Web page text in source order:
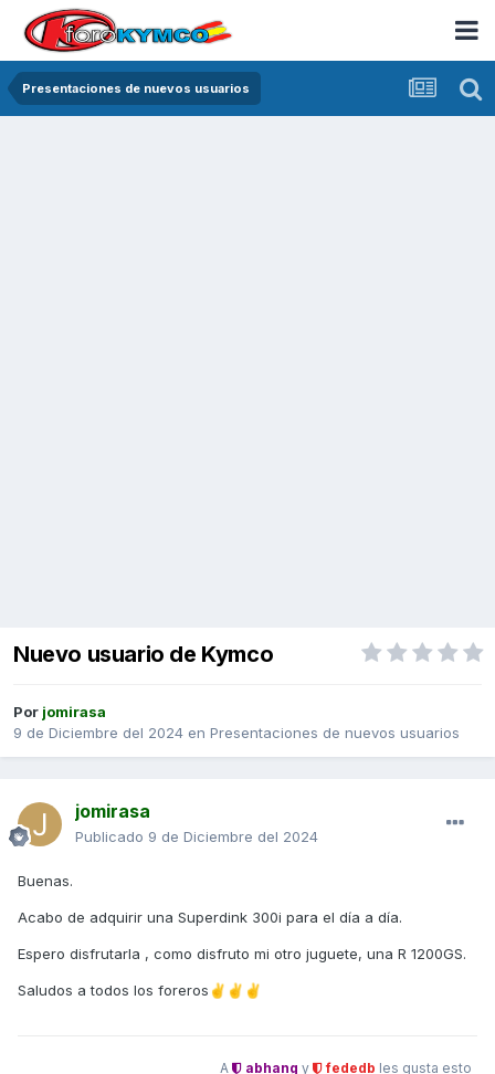
Presentaciones de nuevos usuarios
Nuevo usuario de Kymco
Por jomirasa
9 de Diciembre del 2024 en Presentaciones de nuevos usuarios
jomirasa
Publicado 9 de Diciembre del 2024
Buenas.
Acabo de adquirir una Superdink 300i para el día a día.
Espero disfrutarla , como disfruto mi otro juguete, una R 1200GS.
Saludos a todos los foreros ✌️ ✌️ ✌️
A abhang y fededb les gusta esto